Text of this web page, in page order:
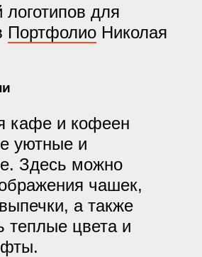
для
Портфолио Николая
кафе и кофеен
уютные и
Здесь можно
чашек,
а также
теплые цвета и